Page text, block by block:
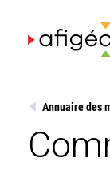
content
Annuaire des